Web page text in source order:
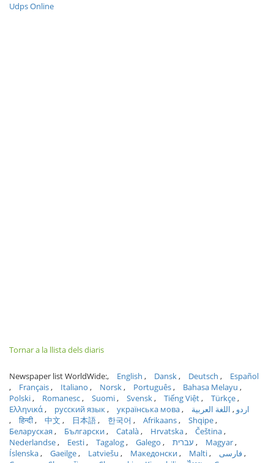
Udps Online
Tornar a la llista dels diaris
Newspaper list WorldWide: English Dansk Deutsch
Español
Français
Italiano Norsk Português
Bahasa Melayu
Polski
Romanesc Suomi Svensk Tiếng Việt
Türkçe
Ελληνικά
русский язык українська мова اردو
اللغة العربية
हिन्दी
中文 日本語 한국어 Afrikaans
Shqipe
Беларуская
Български Català Hrvatska
Čeština
Nederlandse
Eesti Tagalog Galego עברית
Magyar
Íslenska
Gaeilge Latviešu Македонски Malti
فارسی